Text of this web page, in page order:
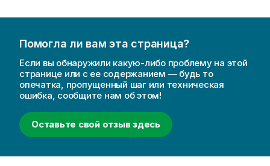
Помогла ли вам эта страница?
Если вы обнаружили какую-либо проблему на этой
странице или с ее содержанием — будь то
опечатка, пропущенный шаг или техническая
ошибка, сообщите нам об этом!
Оставьте свой отзыв здесь